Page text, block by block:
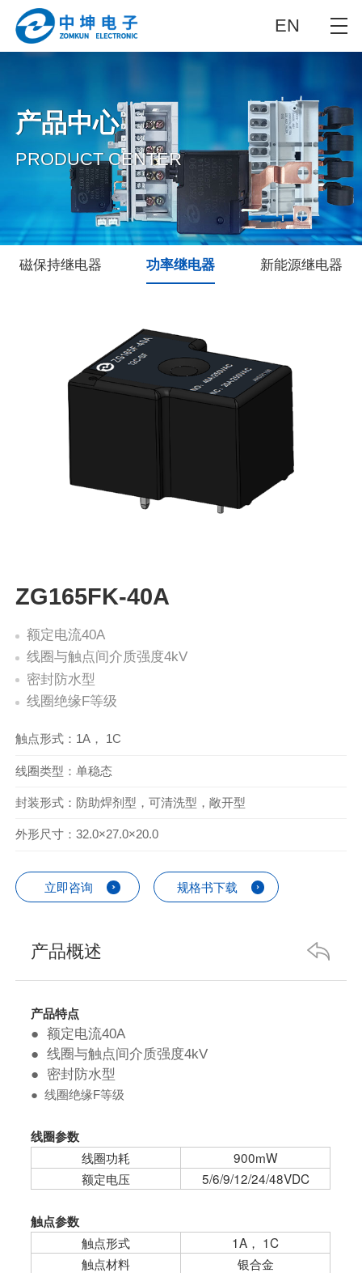
EN
产品中心
PRODUCT CENTER
磁保持继电器 功率继电器 新能源继电器
ZG165FK-40A
额定电流40A
线圈与触点间介质强度4kV
密封防水型
线圈绝缘F等级
触点形式：1A， 1C
线圈类型：单稳态
封装形式：防助焊剂型，可清洗型，敞开型
外形尺寸：32.0×27.0×20.0
立即咨询 规格书下载
产品概述
产品特点
● 额定电流40A
● 线圈与触点间介质强度4kV
● 密封防水型
●线圈绝缘F等级
线圈参数
线圈功耗
900mW
额定电压
5/6/9/12/24/48VDC
触点参数
触点形式
1A， 1C
触点材料
银合金